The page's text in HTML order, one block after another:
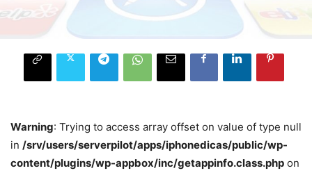
Warning: Trying to access array offset on value of type null
in /srv/users/serverpilot/apps/iphonedicas/public/wp-
content/plugins/wp-appbox/inc/getappinfo.class.php on